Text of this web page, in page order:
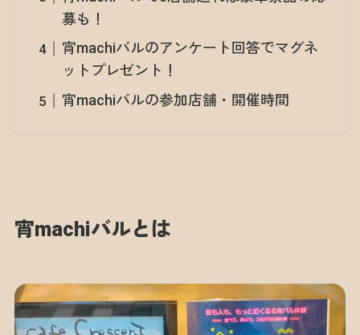
募も！
宵machiバルのアンケート回答でマグネ
ットプレゼント！
宵machiバルの参加店舗・開催時間
宵machiバルとは